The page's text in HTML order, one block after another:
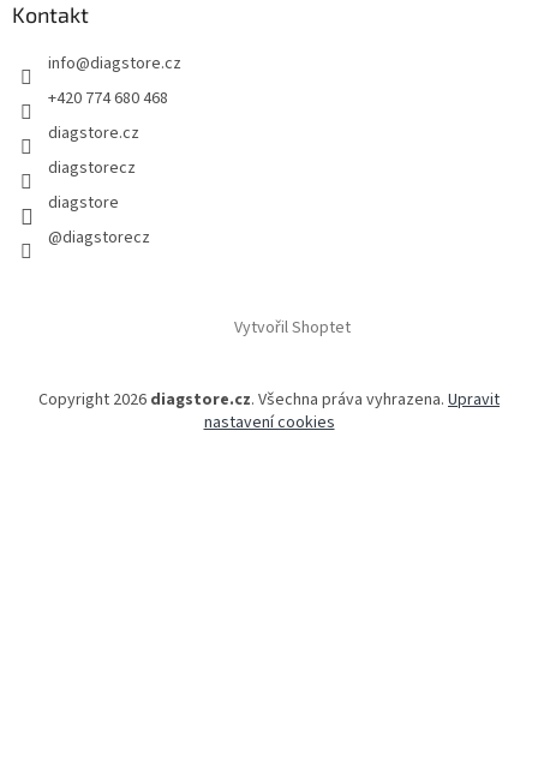
Kontakt
info@diagstore.cz
+420 774 680 468
diagstore.cz
diagstorecz
diagstore
@diagstorecz
Vytvořil Shoptet
Copyright 2026 diagstore.cz. Všechna práva vyhrazena. Upravit
nastavení cookies